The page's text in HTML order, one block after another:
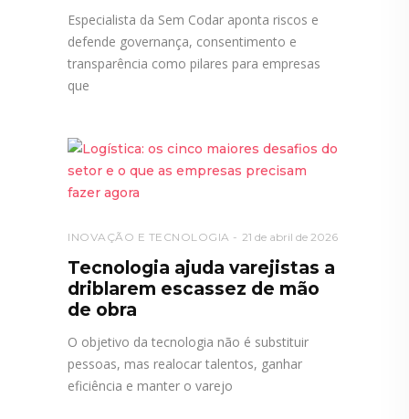
Especialista da Sem Codar aponta riscos e
defende governança, consentimento e
transparência como pilares para empresas
que
INOVAÇÃO E TECNOLOGIA 21 de abril de 2026
Tecnologia ajuda varejistas a
driblarem escassez de mão
de obra
O objetivo da tecnologia não é substituir
pessoas, mas realocar talentos, ganhar
eficiência e manter o varejo